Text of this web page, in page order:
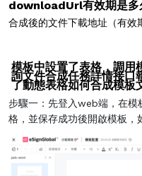
downloadUrl有效期是多
合成後的文件下載地址（有效
模板中設置了表格，調用
詢文件合成任務詳情接
了動態表格如何合成模板
步驟一：先登入web端，在模
格，並保存成功後開啟模板，